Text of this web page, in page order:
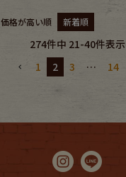
価格が高い順 新着順
274件中 21-40件表示
1
2 3 … 14